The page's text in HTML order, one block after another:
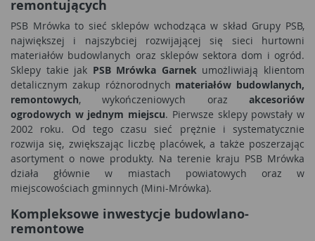
remontujących
PSB Mrówka to sieć sklepów wchodząca w skład Grupy PSB,
największej i najszybciej rozwijającej się sieci hurtowni
materiałów budowlanych oraz sklepów sektora dom i ogród.
Sklepy takie jak PSB Mrówka Garnek umożliwiają klientom
detalicznym zakup różnorodnych materiałów budowlanych,
remontowych, wykończeniowych oraz akcesoriów
ogrodowych w jednym miejscu. Pierwsze sklepy powstały w
2002 roku. Od tego czasu sieć prężnie i systematycznie
rozwija się, zwiększając liczbę placówek, a także poszerzając
asortyment o nowe produkty. Na terenie kraju PSB Mrówka
działa głównie w miastach powiatowych oraz w
miejscowościach gminnych (Mini-Mrówka).
Kompleksowe inwestycje budowlano-
remontowe